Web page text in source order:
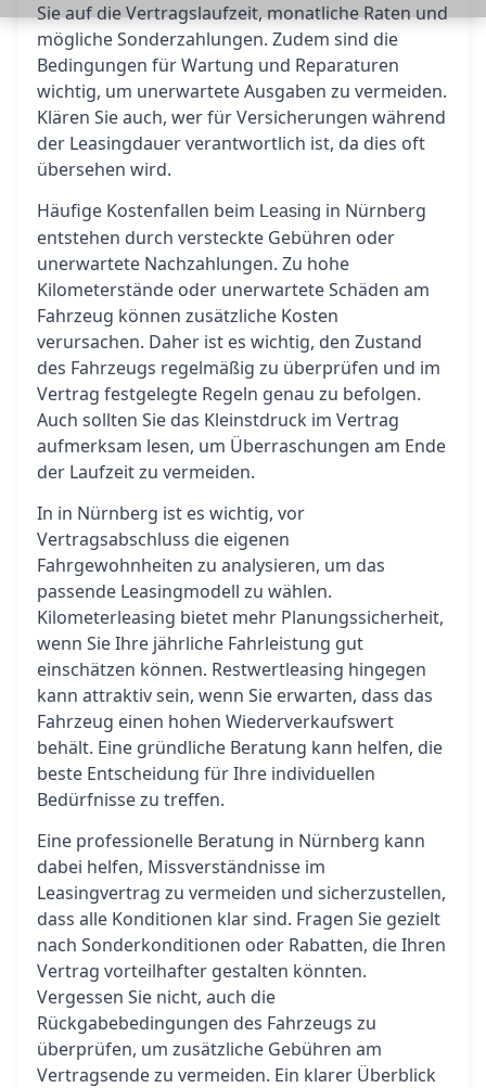
Sie auf die Vertragslaufzeit, monatliche Raten und
mögliche Sonderzahlungen. Zudem sind die
Bedingungen für Wartung und Reparaturen
wichtig, um unerwartete Ausgaben zu vermeiden.
Klären Sie auch, wer für Versicherungen während
der Leasingdauer verantwortlich ist, da dies oft
übersehen wird.
Häufige Kostenfallen beim Leasing in Nürnberg
entstehen durch versteckte Gebühren oder
unerwartete Nachzahlungen. Zu hohe
Kilometerstände oder unerwartete Schäden am
Fahrzeug können zusätzliche Kosten
verursachen. Daher ist es wichtig, den Zustand
des Fahrzeugs regelmäßig zu überprüfen und im
Vertrag festgelegte Regeln genau zu befolgen.
Auch sollten Sie das Kleinstdruck im Vertrag
aufmerksam lesen, um Überraschungen am Ende
der Laufzeit zu vermeiden.
In in Nürnberg ist es wichtig, vor
Vertragsabschluss die eigenen
Fahrgewohnheiten zu analysieren, um das
passende Leasingmodell zu wählen.
Kilometerleasing bietet mehr Planungssicherheit,
wenn Sie Ihre jährliche Fahrleistung gut
einschätzen können. Restwertleasing hingegen
kann attraktiv sein, wenn Sie erwarten, dass das
Fahrzeug einen hohen Wiederverkaufswert
behält. Eine gründliche Beratung kann helfen, die
beste Entscheidung für Ihre individuellen
Bedürfnisse zu treffen.
Eine professionelle Beratung in Nürnberg kann
dabei helfen, Missverständnisse im
Leasingvertrag zu vermeiden und sicherzustellen,
dass alle Konditionen klar sind. Fragen Sie gezielt
nach Sonderkonditionen oder Rabatten, die Ihren
Vertrag vorteilhafter gestalten könnten.
Vergessen Sie nicht, auch die
Rückgabebedingungen des Fahrzeugs zu
überprüfen, um zusätzliche Gebühren am
Vertragsende zu vermeiden. Ein klarer Überblick